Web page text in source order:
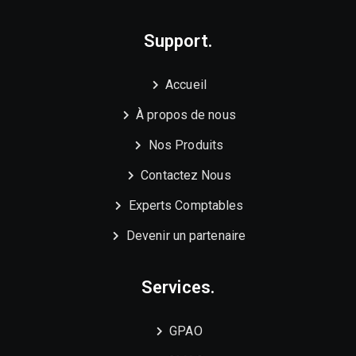
Support.
Accueil
À propos de nous
Nos Produits
Contactez Nous
Experts Comptables
Devenir un partenaire
Services.
GPAO